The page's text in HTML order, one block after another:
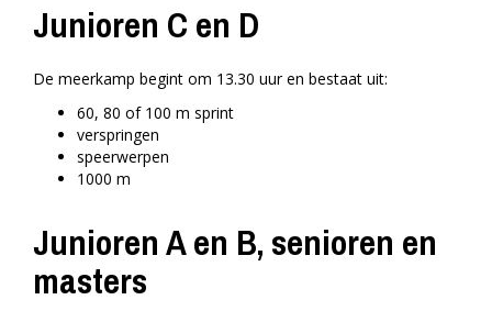
Junioren C en D
De meerkamp begint om 13.30 uur en bestaat uit:
60, 80 of 100 m sprint
verspringen
speerwerpen
1000 m
Junioren A en B, senioren en
masters